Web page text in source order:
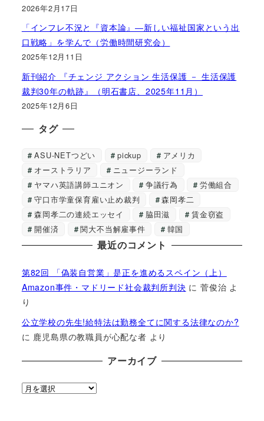
2026年2月17日
「インフレ不況と『資本論』―新しい福祉国家という出
口戦略」を学んで（労働時間研究会）
2025年12月11日
新刊紹介 『チェンジ アクション 生活保護 － 生活保護
裁判30年の軌跡』（明石書店、2025年11月）
2025年12月6日
タグ
ASU-NETつどい pickup
アメリカ
オーストラリア
ニュージーランド
ヤマハ英語講師ユニオン
争議行為
労働組合
守口市学童保育雇い止め裁判
森岡孝二
森岡孝二の連続エッセイ
脇田滋
賃金窃盗
開催済
関大不当解雇事件 韓国
最近のコメント
第82回 「偽装自営業」是正を進めるスペイン（上）
Amazon事件・マドリード社会裁判所判決 に菅俊治 よ
り
公立学校の先生!給特法は勤務全てに関する法律なのか?
に 鹿児島県の教職員が心配な者 より
アーカイブ
ア